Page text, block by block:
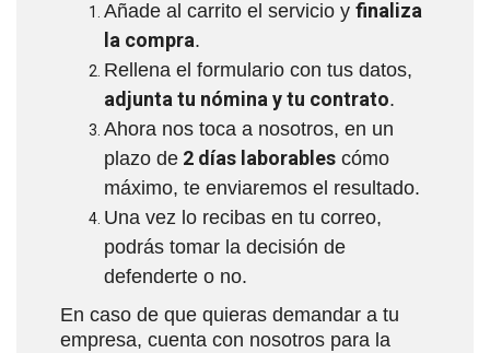
Añade al carrito el servicio y finaliza
la compra.
Rellena el formulario con tus datos,
adjunta tu nómina y tu contrato.
Ahora nos toca a nosotros, en un
plazo de 2 días laborables cómo
máximo, te enviaremos el resultado.
Una vez lo recibas en tu correo,
podrás tomar la decisión de
defenderte o no.
En caso de que quieras demandar a tu
empresa, cuenta con nosotros para la